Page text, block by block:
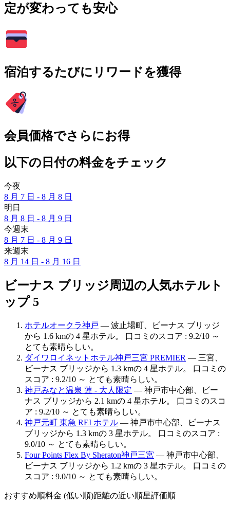
定が変わっても安心
宿泊するたびにリワードを獲得
会員価格でさらにお得
以下の日付の料金をチェック
今夜
8 月 7 日 - 8 月 8 日
明日
8 月 8 日 - 8 月 9 日
今週末
8 月 7 日 - 8 月 9 日
来週末
8 月 14 日 - 8 月 16 日
ビーナス ブリッジ周辺の人気ホテルト
ップ 5
ホテルオークラ神戸 — 波止場町、ビーナス ブリッジ
から 1.6 kmの 4 星ホテル。 口コミのスコア : 9.2/10 ～
とても素晴らしい。
ダイワロイネットホテル神戸三宮 PREMIER — 三宮、
ビーナス ブリッジから 1.3 kmの 4 星ホテル。 口コミの
スコア : 9.2/10 ～ とても素晴らしい。
神戸みなと温泉 蓮 - 大人限定 — 神戸市中心部、ビー
ナス ブリッジから 2.1 kmの 4 星ホテル。 口コミのスコ
ア : 9.2/10 ～ とても素晴らしい。
神戸元町 東急 REI ホテル — 神戸市中心部、ビーナス
ブリッジから 1.3 kmの 3 星ホテル。 口コミのスコア :
9.0/10 ～ とても素晴らしい。
Four Points Flex By Sheraton神戸三宮 — 神戸市中心部、
ビーナス ブリッジから 1.2 kmの 3 星ホテル。 口コミの
スコア : 9.0/10 ～ とても素晴らしい。
おすすめ順料金 (低い順)距離の近い順星評価順